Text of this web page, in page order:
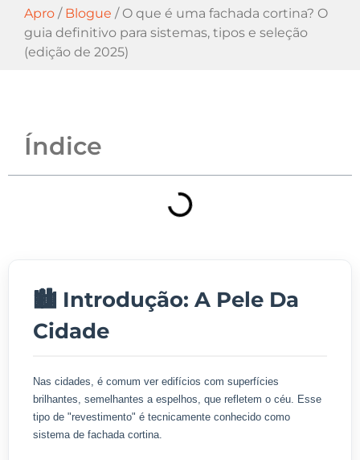
Apro / Blogue /O que é uma fachada cortina? O
guia definitivo para sistemas, tipos e seleção
(edição de 2025)
Índice
🏙️ Introdução: A Pele Da
Cidade
Nas cidades, é comum ver edifícios com superfícies
brilhantes, semelhantes a espelhos, que refletem o céu. Esse
tipo de "revestimento" é tecnicamente conhecido como
sistema de fachada cortina.